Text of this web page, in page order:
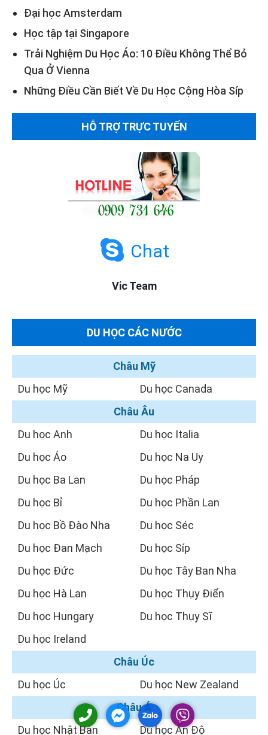
Đại học Amsterdam
Học tập tại Singapore
Trải Nghiệm Du Học Áo: 10 Điều Không Thể Bỏ
Qua Ở Vienna
Những Điều Cần Biết Về Du Học Cộng Hòa Síp
HỖ TRỢ TRỰC TUYẾN
Chat
Vic Team
DU HỌC CÁC NƯỚC
Châu Mỹ
Du học Mỹ
Du học Canada
Châu Âu
Du học Anh
Du học Áo
Du học Ba Lan
Du học Bỉ
Du học Bồ Đào Nha
Du học Đan Mạch
Du học Đức
Du học Hà Lan
Du học Hungary
Du học Ireland
Du học Italia
Du học Na Uy
Du học Pháp
Du học Phần Lan
Du học Séc
Du học Síp
Du học Tây Ban Nha
Du học Thụy Điển
Du học Thụy Sĩ
Châu Úc
Du học Úc
Du học New Zealand
Châu Á
Du học Nhật Bản
Du học Ấn Độ